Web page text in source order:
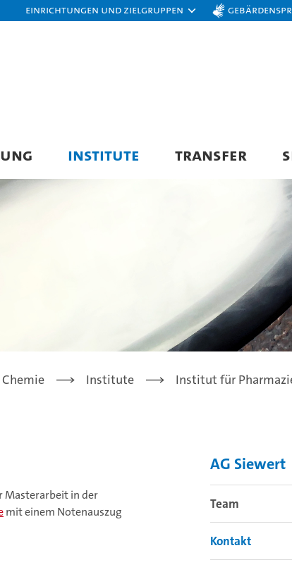
Einrichtungen und Zielgruppen
INSTITUTE TRANSFER
Institute Institut für
Masterarbeit in der
mit einem Notenauszug
AG Siewert
Team
Kontakt